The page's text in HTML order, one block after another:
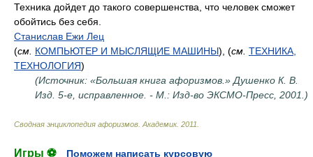
Техника дойдет до такого совершенства, что человек сможет
обойтись без себя.
Станислав Ежи Лец
(см. КОМПЬЮТЕР И МЫСЛЯЩИЕ МАШИНЫ), (см. ТЕХНИКА,
ТЕХНОЛОГИЯ)
(Источник: «Большая книга афоризмов.» Душенко К. В.
Изд. 5-е, исправленное. - М.: Изд-во ЭКСМО-Пресс, 2001.)
Сводная энциклопедия афоризмов Академик. 2011
Игры ⚽
Поможем написать курсовую